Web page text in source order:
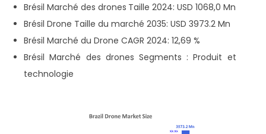
Brésil Marché des drones Taille 2024: USD 1068,0 Mn
Brésil Drone Taille du marché 2035: USD 3973.2 Mn
Brésil Marché du Drone CAGR 2024: 12,69 %
Brésil Marché des drones Segments : Produit et
technologie